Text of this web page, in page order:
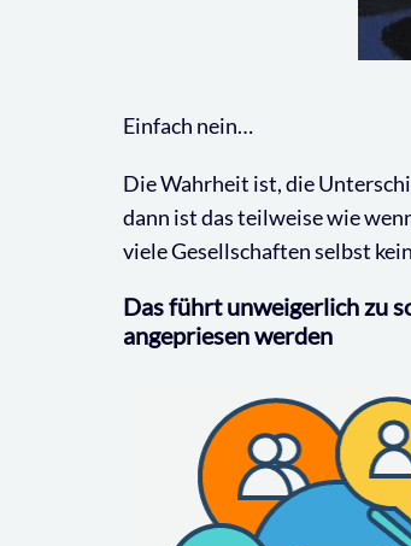
Einfach nein…
Die Wahrheit ist, die
dann ist das teilweise wie
viele Gesellschaften selbst
Das führt unweigerlich zu
angepriesen werden